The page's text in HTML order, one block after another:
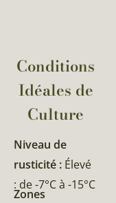
Conditions
Idéales de
Culture
Niveau de
rusticité : Élevé
: de -7°C à -15°C
Zones